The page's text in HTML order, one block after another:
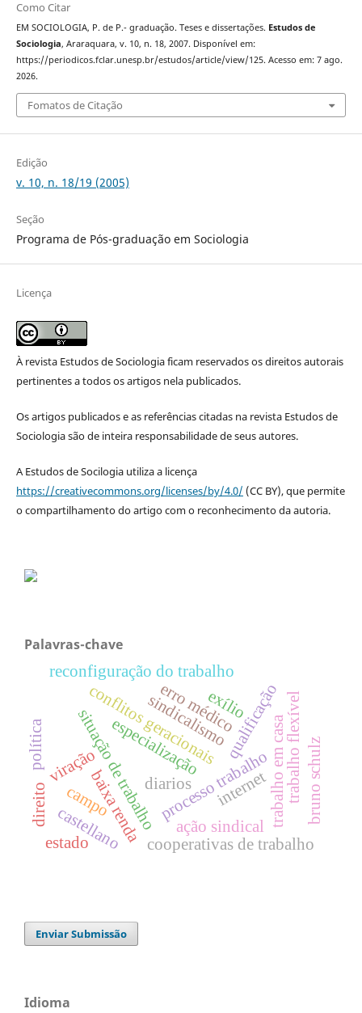
Como Citar
EM SOCIOLOGIA, P. de P.- graduação. Teses e dissertações. Estudos de
Sociologia, Araraquara, v. 10, n. 18, 2007. Disponível em:
https://periodicos.fclar.unesp.br/estudos/article/view/125. Acesso em: 7 ago.
2026.
Fomatos de Citação
Edição
v. 10, n. 18/19 (2005)
Seção
Programa de Pós-graduação em Sociologia
Licença
À revista Estudos de Sociologia ficam reservados os direitos autorais
pertinentes a todos os artigos nela publicados.
Os artigos publicados e as referências citadas na revista Estudos de
Sociologia são de inteira responsabilidade de seus autores.
A Estudos de Socilogia utiliza a licença
https://creativecommons.org/licenses/by/4.0/ (CC BY), que permite
o compartilhamento do artigo com o reconhecimento da autoria.
Palavras-chave
erro médico
processo trabalho
situação de trabalho
especialização qualificação
trabalho em casa
reconfiguração do trabalho
viraçãoconflitos geracionais
baixa rendacooperativas de trabalho
trabalho flexível
sindicalismo
ação sindical
campo diarios internet
castellano
exílio
bruno schulz
direito
política
estado
Enviar Submissão
Idioma